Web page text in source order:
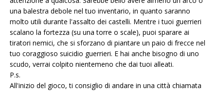
una balestra debole nel tuo inventario, in quanto saranno
molto utili durante l'assalto dei castelli. Mentre i tuoi guerrieri
scalano la fortezza (su una torre o scale), puoi sparare ai
tiratori nemici, che si sforzano di piantare un paio di frecce nel
tuo coraggioso suicidio guerrieri. E hai anche bisogno di uno
scudo, verrai colpito nientemeno che dai tuoi alleati.
P.s.
All'inizio del gioco, ti consiglio di andare in una città chiamata